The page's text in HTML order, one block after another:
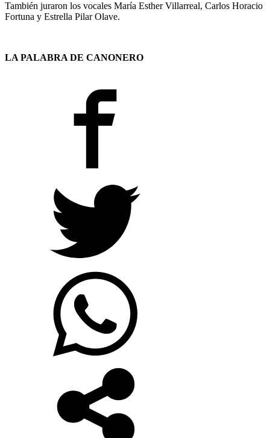
También juraron los vocales María Esther Villarreal, Carlos Horacio
Fortuna y Estrella Pilar Olave.
LA PALABRA DE CANONERO